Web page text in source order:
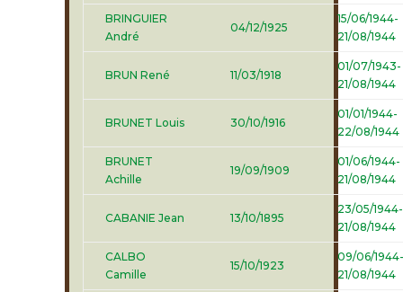
BRINGUIER
André
04/12/1925
15/06/1944-
21/08/1944
BRUN René 11/03/1918
01/07/1943-
21/08/1944
BRUNET Louis 30/10/1916
01/01/1944-
22/08/1944
BRUNET
Achille
19/09/1909
01/06/1944-
21/08/1944
CABANIE Jean 13/10/1895
23/05/1944-
21/08/1944
CALBO
Camille
15/10/1923
09/06/1944-
21/08/1944